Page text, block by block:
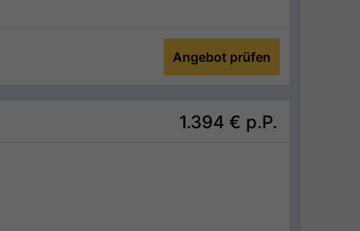
Angebot prüfen
1.394 € p.P.